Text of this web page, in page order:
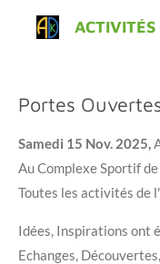
Passer
Portes
Samedi 15 Nov. 2025,
Au Complexe Sportif
Toutes les activités de
Idées, Inspirations ont
Echanges,